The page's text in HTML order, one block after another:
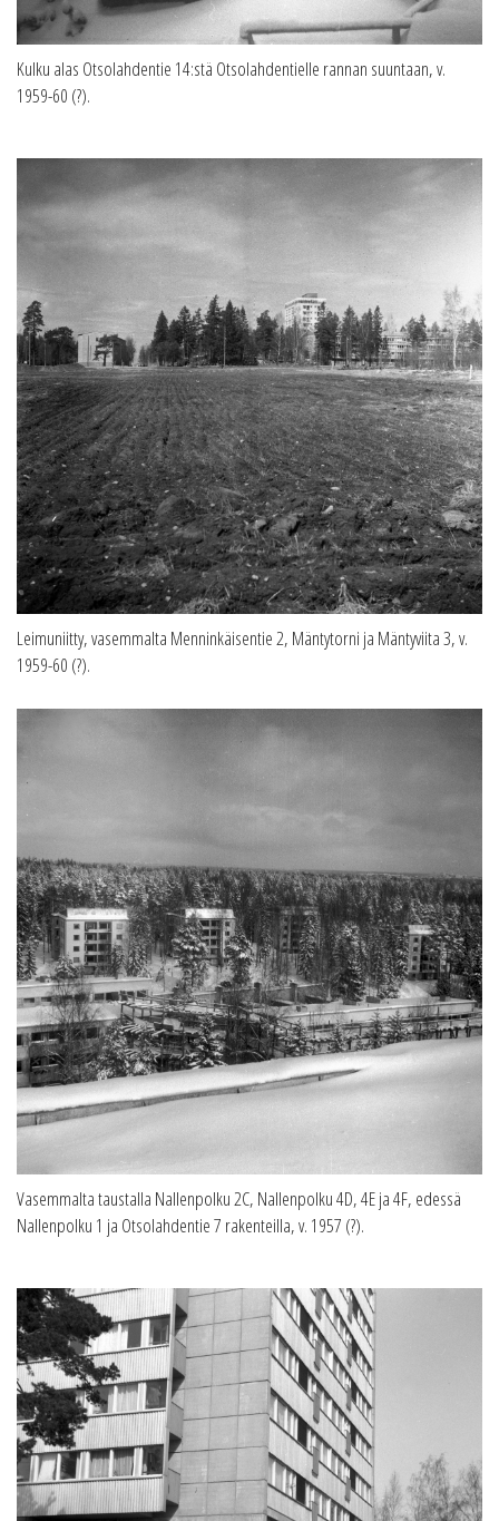
Kulku alas Otsolahdentie 14:stä Otsolahdentielle rannan suuntaan, v.
1959-60 (?).
Leimuniitty, vasemmalta Menninkäisentie 2, Mäntytorni ja Mäntyviita 3, v.
1959-60 (?).
Vasemmalta taustalla Nallenpolku 2C, Nallenpolku 4D, 4E ja 4F, edessä
Nallenpolku 1 ja Otsolahdentie 7 rakenteilla, v. 1957 (?).